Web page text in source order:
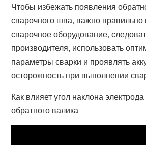
Чтобы избежать появления
сварочного шва, важно правильно
сварочное оборудование,
производителя, использовать
параметры сварки и проявлять
осторожность при выполнении
Как влияет угол наклона
обратного валика